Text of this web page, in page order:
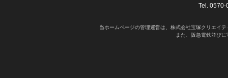
Tel.
当ホームページの管理運営は、株式会社宝塚クリエイ
また、阪急電鉄並び